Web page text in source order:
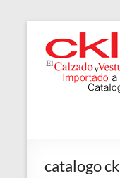
content
Cklass
El
las
catalogo